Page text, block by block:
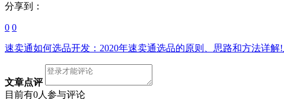
分享到：
0 0
速卖通如何选品开发：2020年速卖通选品的原则、思路和方法详解!
文章点评
目前有0人参与评论